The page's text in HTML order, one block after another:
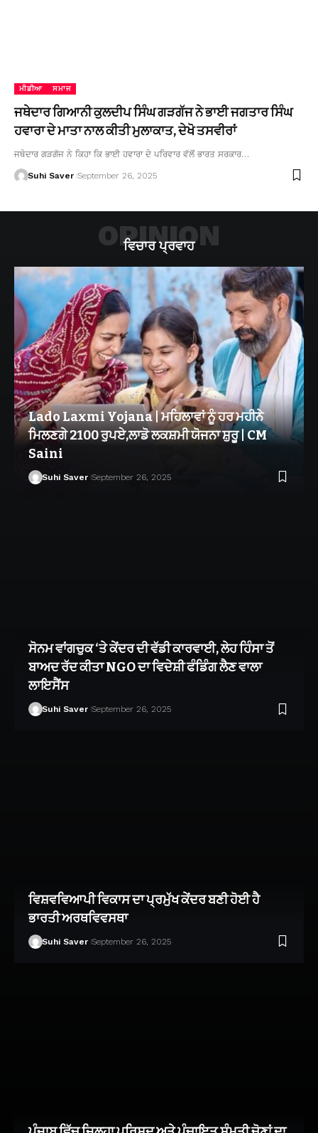
ਮੀਡੀਆ ਸਮਾਜ
ਜਥੇਦਾਰ ਗਿਆਨੀ ਕੁਲਦੀਪ ਸਿੰਘ ਗੜਗੱਜ ਨੇ ਭਾਈ ਜਗਤਾਰ ਸਿੰਘ
ਹਵਾਰਾ ਦੇ ਮਾਤਾ ਨਾਲ ਕੀਤੀ ਮੁਲਾਕਾਤ, ਦੇਖੋ ਤਸਵੀਰਾਂ
ਜਥੇਦਾਰ ਗੜਗੱਜ ਨੇ ਕਿਹਾ ਕਿ ਭਾਈ ਹਵਾਰਾ ਦੇ ਪਰਿਵਾਰ ਵੱਲੋਂ ਭਾਰਤ ਸਰਕਾਰ…
Suhi Saver September 26, 2025
ਵਿਚਾਰ ਪ੍ਰਵਾਹ
OPINION
Lado Laxmi Yojana | ਮਹਿਲਾਵਾਂ ਨੂੰ ਹਰ ਮਹੀਨੇ
ਮਿਲਣਗੇ 2100 ਰੁਪਏ,ਲਾਡੋ ਲਕਸ਼ਮੀ ਯੋਜਨਾ ਸ਼ੁਰੂ | CM
Saini
Suhi Saver September 26, 2025
ਸੋਨਮ ਵਾਂਗਚੁਕ ‘ਤੇ ਕੇਂਦਰ ਦੀ ਵੱਡੀ ਕਾਰਵਾਈ, ਲੇਹ ਹਿੰਸਾ ਤੋਂ
ਬਾਅਦ ਰੱਦ ਕੀਤਾ NGO ਦਾ ਵਿਦੇਸ਼ੀ ਫੰਡਿੰਗ ਲੈਣ ਵਾਲਾ
ਲਾਇਸੈਂਸ
Suhi Saver September 26, 2025
ਵਿਸ਼ਵਵਿਆਪੀ ਵਿਕਾਸ ਦਾ ਪ੍ਰਮੁੱਖ ਕੇਂਦਰ ਬਣੀ ਹੋਈ ਹੈ
ਭਾਰਤੀ ਅਰਥਵਿਵਸਥਾ
Suhi Saver September 26, 2025